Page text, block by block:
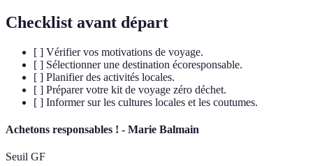
Checklist avant départ
[ ] Vérifier vos motivations de voyage.
[ ] Sélectionner une destination écoresponsable.
[ ] Planifier des activités locales.
[ ] Préparer votre kit de voyage zéro déchet.
[ ] Informer sur les cultures locales et les coutumes.
Achetons responsables ! - Marie Balmain
Seuil GF